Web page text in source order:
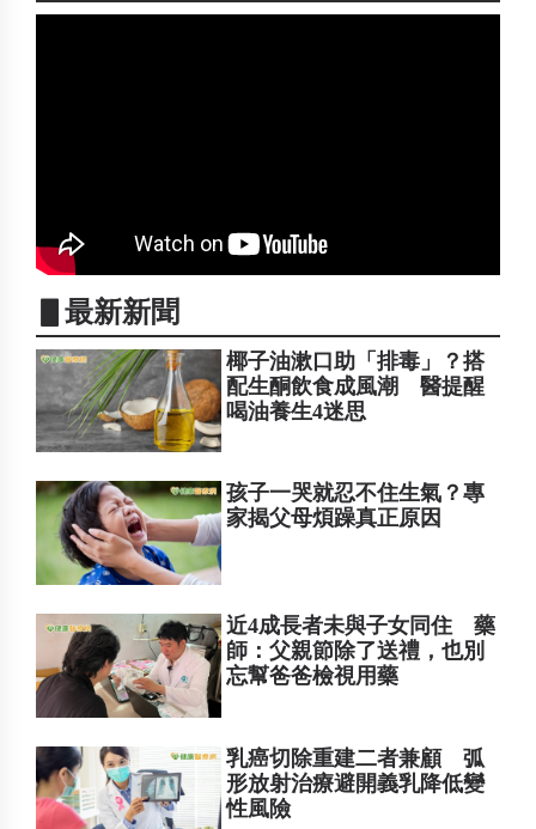
▋最新新聞
椰子油漱口助「排毒」？搭
配生酮飲食成風潮 醫提醒
喝油養生4迷思
孩子一哭就忍不住生氣？專
家揭父母煩躁真正原因
近4成長者未與子女同住 藥
師：父親節除了送禮，也別
忘幫爸爸檢視用藥
乳癌切除重建二者兼顧 弧
形放射治療避開義乳降低變
性風險